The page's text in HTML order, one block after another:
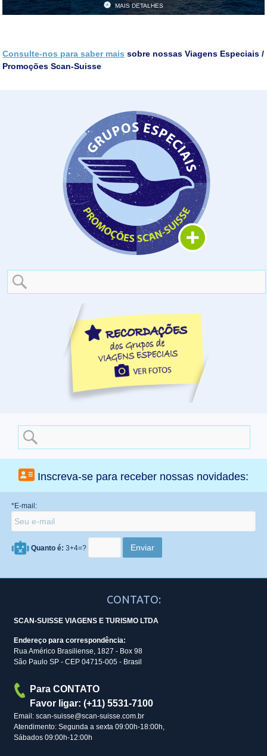
MAIS DETALHES
Consulte-nos para saber mais sobre nossas Viagens Especiais /
Promoções Scan-Suisse
Search
for:
Inscreva-se para receber nossas novidades:
*E-mail:
Quanto é: 3+4=?
CONTATO:
SCAN-SUISSE VIAGENS E TURISMO LTDA
Endereço para correspondência:
Rua Américo Brasiliense, 1827 - Box 98
São Paulo SP - CEP 04715-005 - Brasil
Para CONTATO
Favor ligar: (+11) 5531-7100
Email: scan-suisse@scan-suisse.com.br
Atendimento: Segunda a sexta 09:00h-18:00h,
Sábados 09:00h-12:00h